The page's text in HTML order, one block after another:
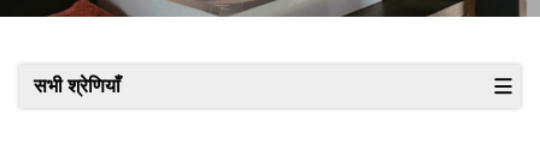
सभी श्रेणियाँ